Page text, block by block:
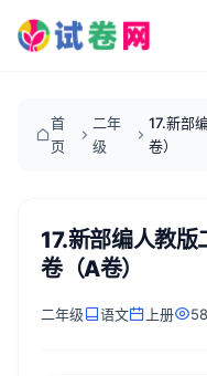
首
页
二年
级
17.新部
卷）
17.新部编人教
卷（A卷）
二年级 语文 上册